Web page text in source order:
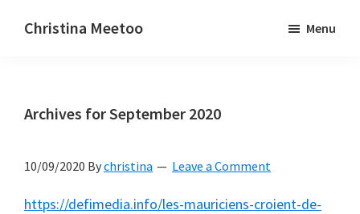
Christina Meetoo
and
Menu
Archives for September 2020
10/09/2020 Bychristina Leave a Comment
https://defimedia.info/les-mauriciens-croient-de-